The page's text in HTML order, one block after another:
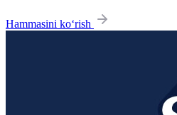
Hammasini ko‘rish